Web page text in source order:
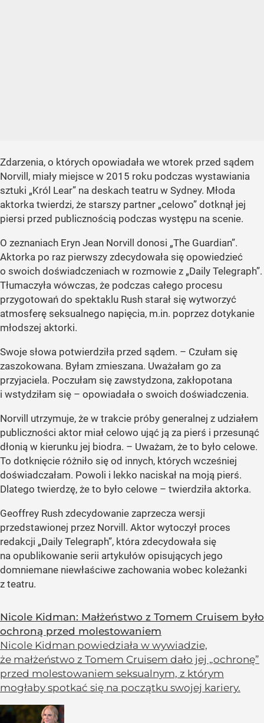
Zdarzenia, o których opowiadała we wtorek przed sądem
Norvill, miały miejsce w 2015 roku podczas wystawiania
sztuki „Król Lear” na deskach teatru w Sydney. Młoda
aktorka twierdzi, że starszy partner „celowo” dotknął jej
piersi przed publicznością podczas występu na scenie.
O zeznaniach Eryn Jean Norvill donosi „The Guardian”.
Aktorka po raz pierwszy zdecydowała się opowiedzieć
o swoich doświadczeniach w rozmowie z „Daily Telegraph”.
Tłumaczyła wówczas, że podczas całego procesu
przygotowań do spektaklu Rush starał się wytworzyć
atmosferę seksualnego napięcia, m.in. poprzez dotykanie
młodszej aktorki.
Swoje słowa potwierdziła przed sądem. – Czułam się
zaszokowana. Byłam zmieszana. Uważałam go za
przyjaciela. Poczułam się zawstydzona, zakłopotana
i wstydziłam się – opowiadała o swoich doświadczenia.
Norvill utrzymuje, że w trakcie próby generalnej z udziałem
publiczności aktor miał celowo ująć ją za pierś i przesunąć
dłonią w kierunku jej biodra. – Uważam, że to było celowe.
To dotknięcie różniło się od innych, których wcześniej
doświadczałam. Powoli i lekko naciskał na moją pierś.
Dlatego twierdzę, że to było celowe – twierdziła aktorka.
Geoffrey Rush zdecydowanie zaprzecza wersji
przedstawionej przez Norvill. Aktor wytoczył proces
redakcji „Daily Telegraph”, która zdecydowała się
na opublikowanie serii artykułów opisujących jego
domniemane niewłaściwe zachowania wobec koleżanki
z teatru.
Nicole Kidman: Małżeństwo z Tomem Cruisem było
ochroną przed molestowaniem
Nicole Kidman powiedziała w wywiadzie,
że małżeństwo z Tomem Cruisem dało jej „ochronę”
przed molestowaniem seksualnym, z którym
mogłaby spotkać się na początku swojej kariery.